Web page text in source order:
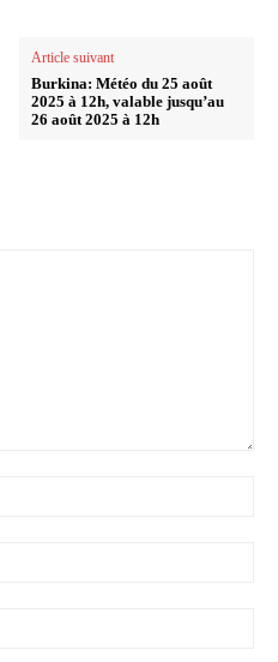
Article suivant
Burkina: Météo du 25 août
2025 à 12h, valable jusqu’au
26 août 2025 à 12h